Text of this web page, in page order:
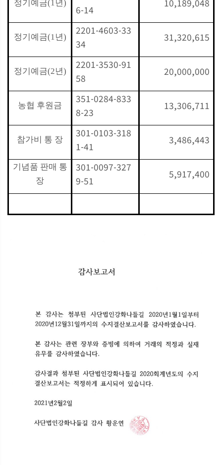
정기예금(1년)
6-14
10,189,048
정기예금(1년)
2201-4603-33
34
31,320,615
정기예금(2년)
2201-3530-91
58
20,000,000
농협 후원금
351-0284-833
8-23
13,306,711
참가비 통 장
301-0103-318
1-41
3,486,443
기념품 판매 통
장
301-0097-327
9-51
5,917,400